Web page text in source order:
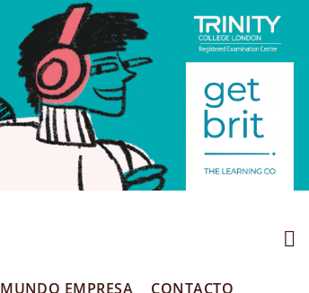
MUNDO EMPRESA CONTACTO